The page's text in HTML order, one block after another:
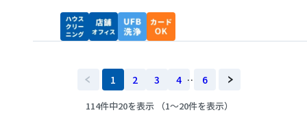
1 2 3 4 … 6
114件中20を表示 （1～20件を表示）